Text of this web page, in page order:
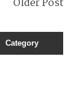
Older Post
Category